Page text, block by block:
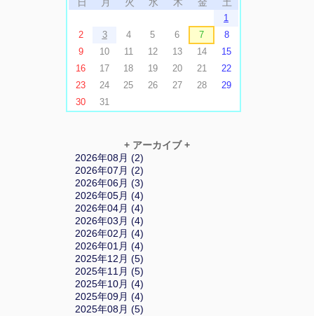
1
2
3 4 5 6 7
8
9
10 11 12 13 14
15
16
17 18 19 20 21
22
23
24 25 26 27 28
29
30
31
+ アーカイブ +
2026年08月 (2)
2026年07月 (2)
2026年06月 (3)
2026年05月 (4)
2026年04月 (4)
2026年03月 (4)
2026年02月 (4)
2026年01月 (4)
2025年12月 (5)
2025年11月 (5)
2025年10月 (4)
2025年09月 (4)
2025年08月 (5)